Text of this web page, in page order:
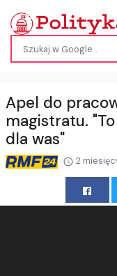
Apel do
magistratu.
dla was"
2